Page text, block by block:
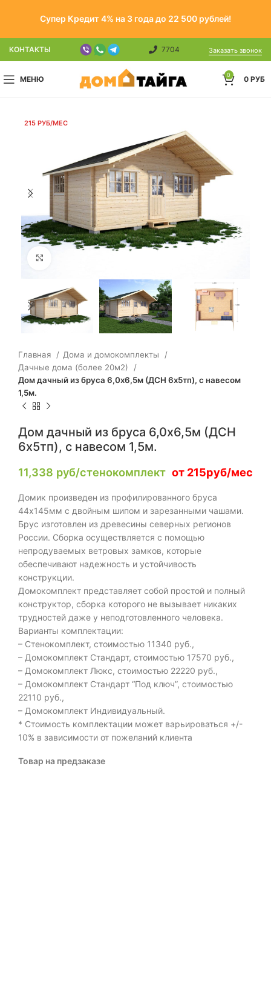
Супер Кредит 4% на 3 года до 22 500 рублей!
КОНТАКТЫ 7704 Заказать звонок
МЕНЮ 0 0 РУБ
215 РУБ/МЕС
Главная
Дома и домокомплекты
Дачные дома (более 20м2)
Дом дачный из бруса 6,0х6,5м (ДСН 6х5тп), с навесом
1,5м.
Дом дачный из бруса 6,0х6,5м (ДСН
6х5тп), с навесом 1,5м.
11,338 руб/стенокомплект от 215руб/мес
Домик произведен из профилированного бруса
44х145мм с двойным шипом и зарезанными чашами.
Брус изготовлен из древесины северных регионов
России. Сборка осуществляется с помощью
непродуваемых ветровых замков, которые
обеспечивают надежность и устойчивость
конструкции.
Домокомплект представляет собой простой и полный
конструктор, сборка которого не вызывает никаких
трудностей даже у неподготовленного человека.
Варианты комплектации:
– Стенокомплект, стоимостью 11340 руб.,
– Домокомплект Стандарт, стоимостью 17570 руб.,
– Домокомплект Люкс, стоимостью 22220 руб.,
– Домокомплект Стандарт “Под ключ”, стоимостью
22110 руб.,
– Домокомплект Индивидуальный.
* Стоимость комплектации может варьироваться +/-
10% в зависимости от пожеланий клиента
Товар на предзаказе